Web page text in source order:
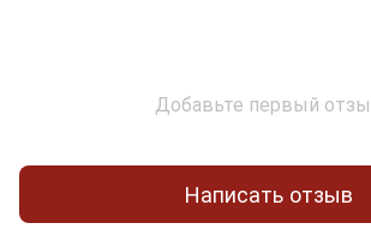
Добавьте первый
Написать отзыв